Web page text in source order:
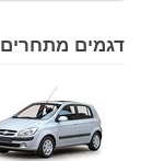
דגמים מתחרים